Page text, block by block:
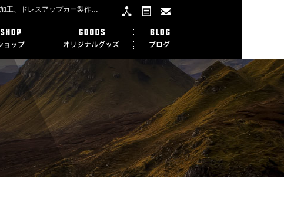
1ST CLASS Tシャツ☆ブラック｜1st CLASS ファーストクラス 愛知県刈谷市の中古車販売,車検,整備,カスタムなど鈑金加工、ドレスアップカー製作プロショップ